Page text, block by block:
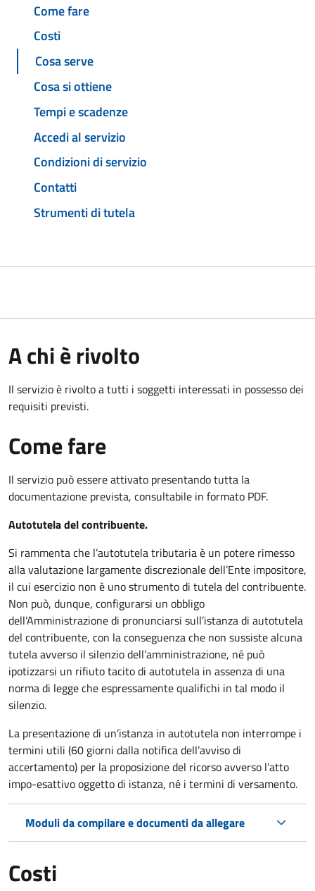
Come fare
Costi
Cosa serve
Cosa si ottiene
Tempi e scadenze
Accedi al servizio
Condizioni di servizio
Contatti
Strumenti di tutela
A chi è rivolto
Il servizio è rivolto a tutti i soggetti interessati in possesso dei
requisiti previsti.
Come fare
Il servizio può essere attivato presentando tutta la
documentazione prevista, consultabile in formato PDF.
Autotutela del contribuente.
Si rammenta che l’autotutela tributaria è un potere rimesso
alla valutazione largamente discrezionale dell’Ente impositore,
il cui esercizio non è uno strumento di tutela del contribuente.
Non può, dunque, configurarsi un obbligo
dell’Amministrazione di pronunciarsi sull’istanza di autotutela
del contribuente, con la conseguenza che non sussiste alcuna
tutela avverso il silenzio dell’amministrazione, né può
ipotizzarsi un rifiuto tacito di autotutela in assenza di una
norma di legge che espressamente qualifichi in tal modo il
silenzio.
La presentazione di un’istanza in autotutela non interrompe i
termini utili (60 giorni dalla notifica dell’avviso di
accertamento) per la proposizione del ricorso avverso l’atto
impo-esattivo oggetto di istanza, né i termini di versamento.
Moduli da compilare e documenti da allegare
Costi